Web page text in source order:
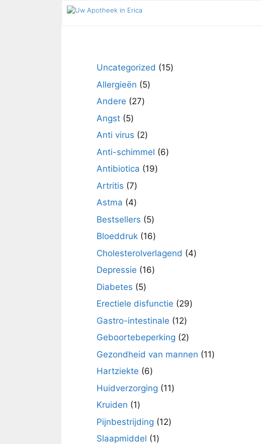
Uncategorized 1515
Allergieën 55
Andere 2727
Angst 55
producten
Anti virus 22
producten
Anti-schimmel 66
Antibiotica 1919
Artritis 77
producten
Astma 44
producten
Bestsellers 55
producten
Bloeddruk 1616
producten
Cholesterolverlagend 44
Depressie 1616
Diabetes 55
producten
Erectiele disfunctie 2929
Gastro-intestinale 1212
producten
Geboortebeperking 22
producten
Gezondheid van mannen 1111
Hartziekte 66
producten
Huidverzorging 1111
Kruiden 11
product
Pijnbestrijding 1212
Slaapmiddel 11